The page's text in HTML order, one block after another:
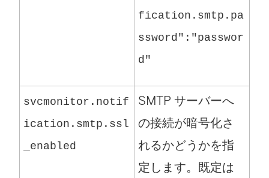
fication.smtp.pa
ssword":"passwor
d"
svcmonitor.notif
ication.smtp.ssl
_enabled
SMTP サーバーへ
の接続が暗号化さ
れるかどうかを指
定します。既定は